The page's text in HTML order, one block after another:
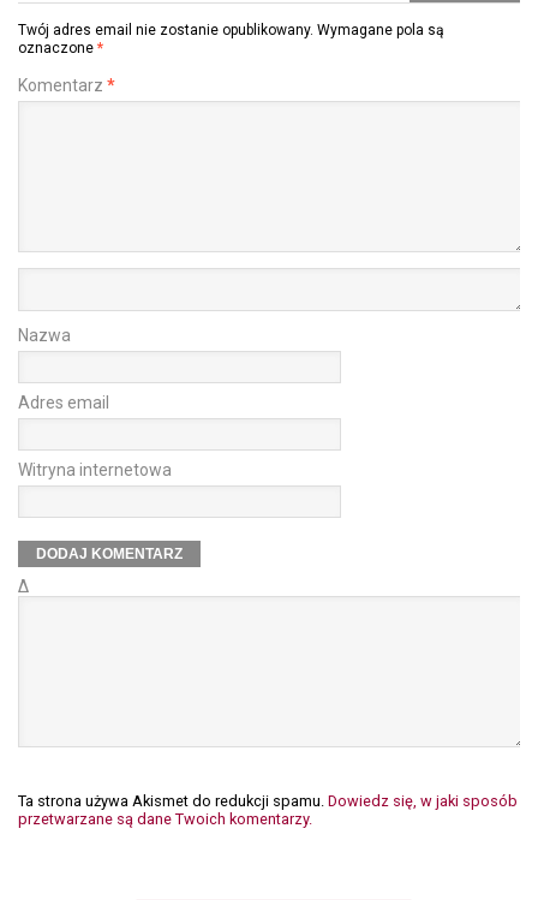
Twój adres email nie zostanie opublikowany. Wymagane pola są
oznaczone *
Komentarz *
Nazwa
Adres email
Witryna internetowa
Δ
Ta strona używa Akismet do redukcji spamu. Dowiedz się, w jaki sposób
przetwarzane są dane Twoich komentarzy.